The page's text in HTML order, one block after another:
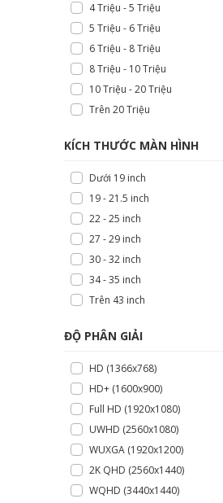
4 Triệu - 5 Triệu
5 Triệu - 6 Triệu
6 Triệu - 8 Triệu
8 Triệu - 10 Triệu
10 Triệu - 20 Triệu
Trên 20 Triệu
KÍCH THƯỚC MÀN HÌNH
Dưới 19 inch
19 - 21.5 inch
22 - 25 inch
27 - 29 inch
30 - 32 inch
34 - 35 inch
Trên 43 inch
ĐỘ PHÂN GIẢI
HD (1366x768)
HD+ (1600x900)
Full HD (1920x1080)
UWHD (2560x1080)
WUXGA (1920x1200)
2K QHD (2560x1440)
WQHD (3440x1440)